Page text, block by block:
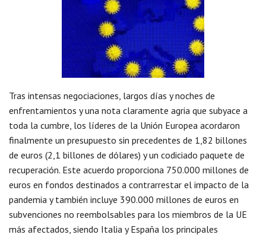
Tras intensas negociaciones, largos días y noches de
enfrentamientos y una nota claramente agria que subyace a
toda la cumbre, los líderes de la Unión Europea acordaron
finalmente un presupuesto sin precedentes de 1,82 billones
de euros (2,1 billones de dólares) y un codiciado paquete de
recuperación. Este acuerdo proporciona 750.000 millones de
euros en fondos destinados a contrarrestar el impacto de la
pandemia y también incluye 390.000 millones de euros en
subvenciones no reembolsables para los miembros de la UE
más afectados, siendo Italia y España los principales